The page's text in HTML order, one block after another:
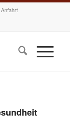
Anfahrt